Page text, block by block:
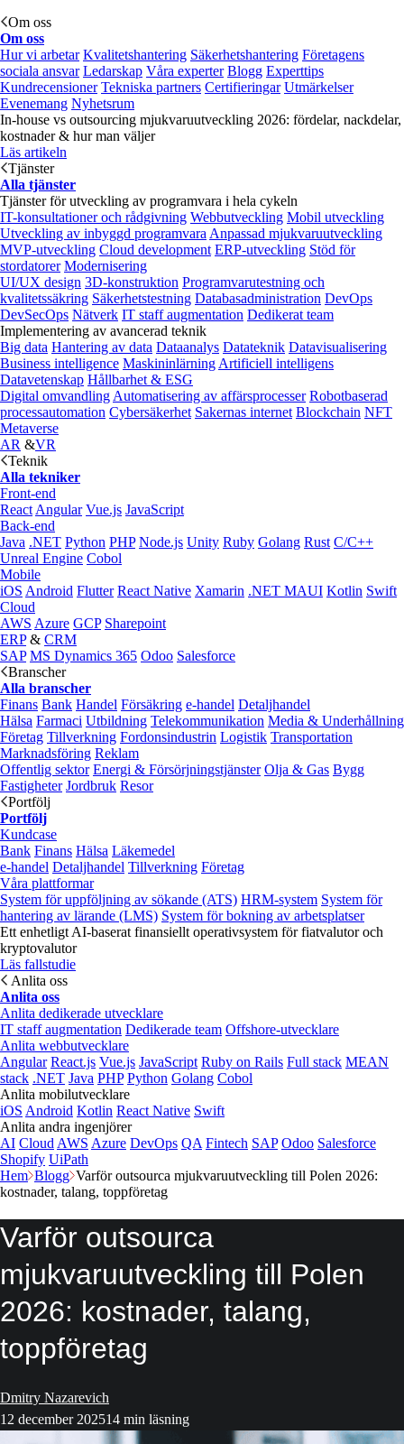
Om oss
Om oss
Hur vi arbetar Kvalitetshantering Säkerhetshantering Företagens
sociala ansvar Ledarskap Våra experter Blogg Experttips
Kundrecensioner Tekniska partners Certifieringar Utmärkelser
Evenemang Nyhetsrum
In-house vs outsourcing mjukvaruutveckling 2026: fördelar, nackdelar,
kostnader & hur man väljer
Läs artikeln
Tjänster
Alla tjänster
Tjänster för utveckling av programvara i hela cykeln
IT-konsultationer och rådgivning Webbutveckling Mobil utveckling
Utveckling av inbyggd programvara Anpassad mjukvaruutveckling
MVP-utveckling Cloud development ERP-utveckling Stöd för
stordatorer Modernisering
UI/UX design 3D-konstruktion Programvarutestning och
kvalitetssäkring Säkerhetstestning Databasadministration DevOps
DevSecOps Nätverk IT staff augmentation Dedikerat team
Implementering av avancerad teknik
Big data Hantering av data Dataanalys Datateknik Datavisualisering
Business intelligence Maskininlärning Artificiell intelligens
Datavetenskap Hållbarhet & ESG
Digital omvandling Automatisering av affärsprocesser Robotbaserad
processautomation Cybersäkerhet Sakernas internet Blockchain NFT
Metaverse
AR &VR
Teknik
Alla tekniker
Front-end
React Angular Vue.js JavaScript
Back-end
Java .NET Python PHP Node.js Unity Ruby Golang Rust C/C++
Unreal Engine Cobol
Mobile
iOS Android Flutter React Native Xamarin .NET MAUI Kotlin Swift
Cloud
AWS Azure GCP Sharepoint
ERP& CRM
SAP MS Dynamics 365 Odoo Salesforce
Branscher
Alla branscher
Finans Bank Handel Försäkring e‑handel Detaljhandel
Hälsa Farmaci Utbildning Telekommunikation Media & Underhållning
Företag Tillverkning Fordonsindustrin Logistik Transportation
Marknadsföring Reklam
Offentlig sektor Energi & Försörjningstjänster Olja & Gas Bygg
Fastigheter Jordbruk Resor
Portfölj
Portfölj
Kundcase
Bank Finans Hälsa Läkemedel
e‑handel Detaljhandel Tillverkning Företag
Våra plattformar
System för uppföljning av sökande (ATS) HRM-system System för
hantering av lärande (LMS) System för bokning av arbetsplatser
Ett enhetligt AI-baserat finansiellt operativsystem för fiatvalutor och
kryptovalutor
Läs fallstudie
Anlita oss
Anlita oss
Anlita dedikerade utvecklare
IT staff augmentation Dedikerade team Offshore-utvecklare
Anlita webbutvecklare
Angular React.js Vue.js JavaScript Ruby on Rails Full stack MEAN
stack .NET Java PHP Python Golang Cobol
Anlita mobilutvecklare
iOS Android Kotlin React Native Swift
Anlita andra ingenjörer
AI Cloud AWS Azure DevOps QA Fintech SAP Odoo Salesforce
Shopify UiPath
Hem Blogg Varför outsourca mjukvaruutveckling till Polen 2026:
kostnader, talang, toppföretag
Varför outsourca
mjukvaruutveckling till Polen
2026: kostnader, talang,
toppföretag
Dmitry Nazarevich
12 december 202514 min läsning